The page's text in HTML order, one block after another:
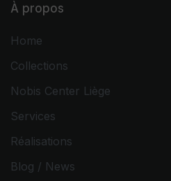
À propos
Home
Collections
Nobis Center Liège
Services
Réalisations
Blog / News